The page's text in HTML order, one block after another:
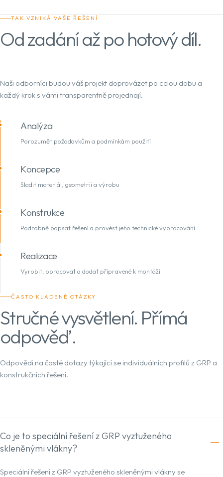
TAK VZNIKÁ VAŠE ŘEŠENÍ
Od zadání až po hotový díl.
Naši odborníci budou váš projekt doprovázet po celou dobu a
každý krok s vámi transparentně projednají.
Analýza
Porozumět požadavkům a podmínkám použití
Koncepce
Sladit materiál, geometrii a výrobu
Konstrukce
Podrobně popsat řešení a provést jeho technické vypracování
Realizace
Vyrobit, opracovat a dodat připravené k montáži
ČASTO KLADENÉ OTÁZKY
Stručné vysvětlení. Přímá
odpověď.
Odpovědi na časté dotazy týkající se individuálních profilů z GRP a
konstrukčních řešení.
Co je to speciální řešení z GRP vyztuženého
skleněnými vlákny?
Speciální řešení z GRP vyztuženého skleněnými vlákny se